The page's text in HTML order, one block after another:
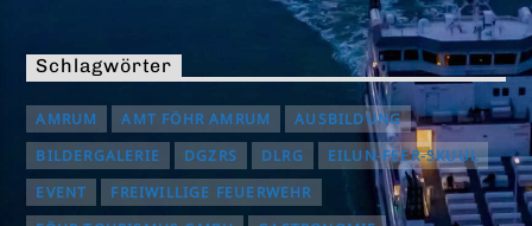
Schlagwörter
AMRUM AMT FÖHR AMRUM
AUSBILDUNG
BILDERGALERIE
DGZRS DLRG
EILUN-FEER-SKUUL
EVENT
FREIWILLIGE FEUERWEHR